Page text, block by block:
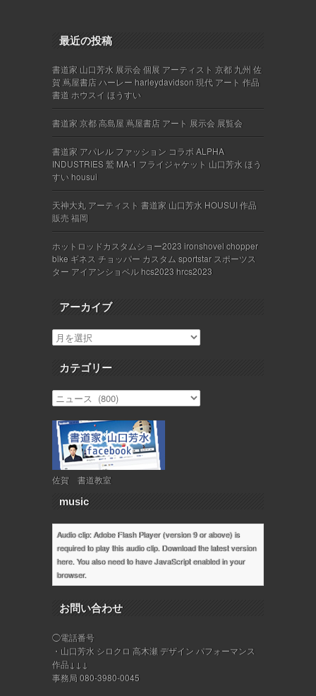
最近の投稿
書道家 山口芳水 展示会 個展 アーティスト 京都 九州 佐
賀 蔦屋書店 ハーレー harleydavidson 現代 アート 作品
書道 ホウスイ ほうすい
書道家 京都 高島屋 蔦屋書店 アート 展示会 展覧会
書道家 アパレル ファッション コラボ ALPHA
INDUSTRIES 鷲 MA-1 フライジャケット 山口芳水 ほう
すい housui
天神大丸 アーティスト 書道家 山口芳水 HOUSUI 作品
販売 福岡
ホットロッドカスタムショー2023 ironshovel chopper
bike ギネス チョッパー カスタム sportstar スポーツス
ター アイアンショベル hcs2023 hrcs2023
アーカイブ
カテゴリー
佐賀 書道教室
music
Audio clip: Adobe Flash Player (version 9 or above) is
required to play this audio clip. Download the latest version
here. You also need to have JavaScript enabled in your
browser.
お問い合わせ
◯電話番号
・山口芳水 シロクロ 高木瀬 デザイン パフォーマンス
作品↓↓↓
事務局 080-3980-0045